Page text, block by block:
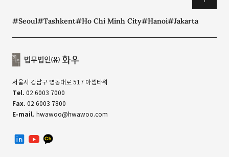
#Seoul#Tashkent#Ho Chi Minh City#Hanoi#Jakarta
서울시 강남구 영동대로 517 아셈타워
Tel. 02 6003 7000
Fax. 02 6003 7800
E-mail. hwawoo@hwawoo.com